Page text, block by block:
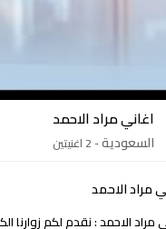
اغاني مراد الاحمد
السعودية- 2 اغنيتين
مراد الاحمد